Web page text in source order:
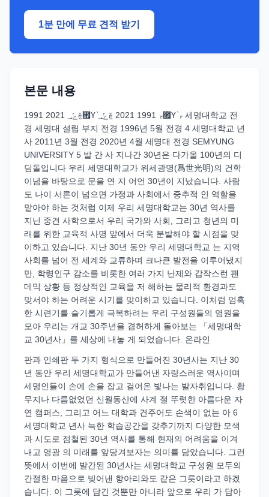
1분 만에 무료 견적 받기
본문 내용
1991 2021 ࣁݺ؀೟Ү ֙ࢎ 1991 2021 ࣁݺ؀೟Ү ֙ࢎ 세명대학교 전
경 세명대 설립 부지 전경 1996년 5월 전경 4 세명대학교 년
사 2011년 3월 전경 2020년 4월 세명대 전경 SEMYUNG
UNIVERSITY 5 발 간 사 지나간 30년은 다가올 100년의 디
딤돌입니다 우리 세명대학교가 위세광명(爲世光明)의 건학
이념을 바탕으로 문을 연 지 어언 30년이 지났습니다. 사람
도 나이 서른이 넘으면 가정과 사회에서 중추적 인 역할을
맡아야 하는 것처럼 이제 우리 세명대학교는 30년 역사를
지닌 중견 사학으로서 우리 국가와 사회, 그리고 청년의 미
래를 위한 교육적 사명 앞에서 더욱 분발해야 할 시점을 맞
이하고 있습니다. 지난 30년 동안 우리 세명대학교 는 지역
사회를 넘어 전 세계와 교류하며 크나큰 발전을 이루어냈지
만, 학령인구 감소를 비롯한 여러 가지 난제와 갑작스런 팬
데믹 상황 등 정상적인 교육을 저 해하는 물리적 환경과도
맞서야 하는 어려운 시기를 맞이하고 있습니다. 이처럼 엄혹
한 시련기를 슬기롭게 극복하려는 우리 구성원들의 염원을
모아 우리는 개교 30주년을 겸허하게 돌아보는 「세명대학
교 30년사」를 세상에 내놓 게 되었습니다. 온라인
판과 인쇄판 두 가지 형식으로 만들어진 30년사는 지난 30
년 동안 우리 세명대학교가 만들어낸 자랑스러운 역사이며
세명인들이 손에 손을 잡고 걸어온 빛나는 발자취입니다. 황
무지나 다름없었던 신월동산에 사계 절 뚜렷한 아름다운 자
연 캠퍼스, 그리고 어느 대학과 견주어도 손색이 없는 아 6
세명대학교 년사 늑한 학습공간을 갖추기까지 다양한 모색
과 시도로 점철된 30년 역사를 통해 현재의 어려움을 이겨
내고 영광 의 미래를 앞당겨보자는 의미를 담았습니다. 그런
뜻에서 이번에 발간된 30년사는 세명대학교 구성원 모두의
간절한 마음으로 빚어낸 항아리와도 같은 그릇이라고 하겠
습니다. 이 그릇에 담긴 것뿐만 아니라 앞으로 우리 가 담아